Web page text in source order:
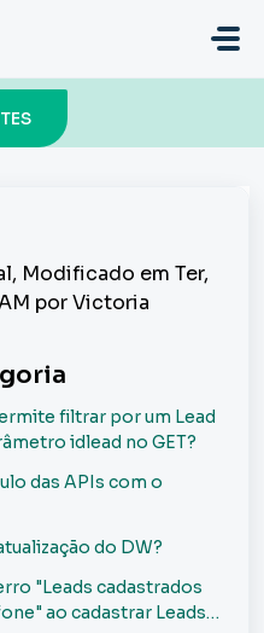
Modificado em Ter,
por Victoria
filtrar por um Lead
idlead no GET?
das APIs com o
do DW?
"Leads cadastrados
ao cadastrar Leads